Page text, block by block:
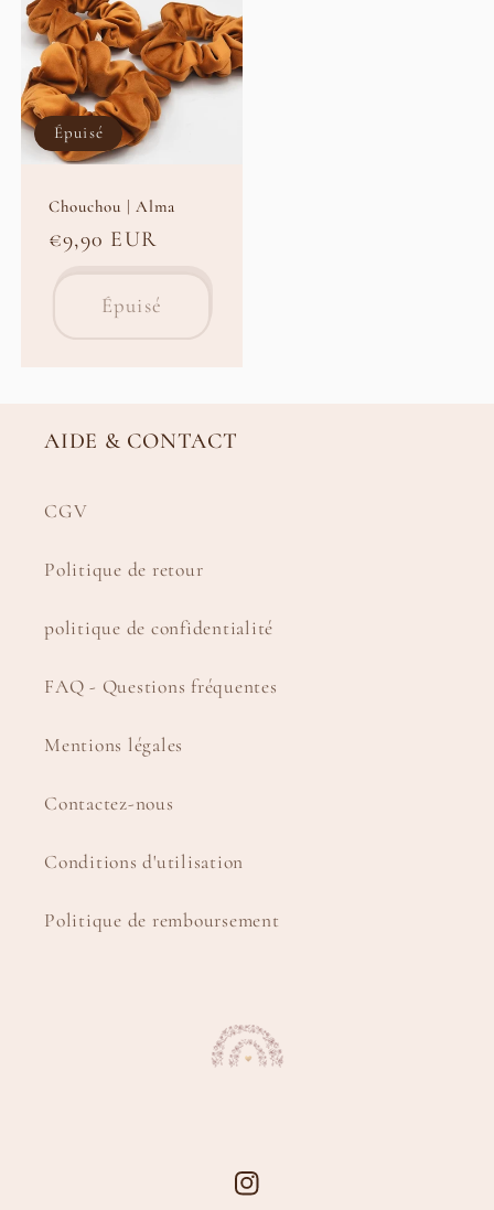
Épuisé
Chouchou | Alma
Prix
€9,90 EUR
Épuisé
AIDE & CONTACT
CGV
Politique de retour
politique de confidentialité
FAQ - Questions fréquentes
Mentions légales
Contactez-nous
Conditions d'utilisation
Politique de remboursement
Instagram